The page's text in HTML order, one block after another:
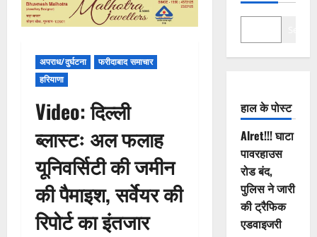
अपराध/दुर्घटना
फरीदाबाद समाचार
हरियाणा
Video: दिल्ली
ब्लास्टः अल फलाह
यूनिवर्सिटी की जमीन
की पैमाइश, सर्वेयर की
रिपोर्ट का इंतजार
हाल के पोस्ट
Alret!!! घाटा
पावरहाउस
रोड बंद,
पुलिस ने जारी
की ट्रैफिक
एडवाइजरी